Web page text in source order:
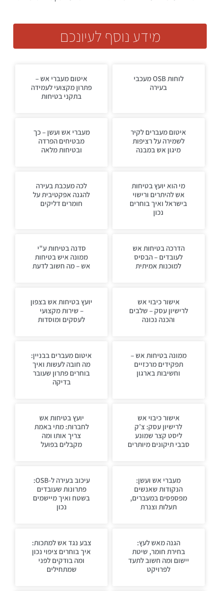
מידע נוסף לעיונכם
לוחות OSB מעכבי
בעירה
איטום מעברי אש –
פתרון מקצועי לעמידה
בתקני בטיחות
איטום מעברים לקיר
לשמירה על רציפות
מיגון אש במבנה
מעברי אש ועשן – כך
מבטיחים הפרדה
ובטיחות מלאה
מי הוא יועץ בטיחות
אש להיתרים ורישוי
בישראל ואיך בוחרים
נכון
לכה מעכבת בעירה
להגנה אפקטיבית על
חומרים דליקים
הדרכה בטיחות אש
לעובדים – הבסיס
למוכנות אמיתית
סדנה בטיחות ע"י
ממונה איש בטיחות
אש – מה חשוב לדעת
אישור כיבוי אש
לרישיון עסק – שלבים
והכנה נכונה
יועץ בטיחות אש בצפון
– שירות מקצועי
לעסקים ומוסדות
ממונה בטיחות אש –
תפקידים מרכזיים
וחשיבות בארגון
איטום מעברים בבניין:
מה חובה לעשות ואיך
בוחרים פתרון שעובר
בדיקה
אישור כיבוי אש
לרישיון עסק: צ’ק
ליסט קצר שמונע
סבבי תיקונים מיותרים
יועץ בטיחות אש
לחברות: מתי באמת
צריך אותו ומה
מקבלים בפועל
מעברי אש ועשן:
הנקודות שאנשים
מפספסים במעברים,
תעלות וצנרת
עיכוב בעירה ל-OSB:
פתרונות שעובדים
בשטח ואיך מיישמים
נכון
הגנה מאש לעץ:
בחירת חומר, שיטת
יישום ומה חשוב לתעד
לפרויקט
צבע נגד אש למתכות:
איך בוחרים ציפוי נכון
ומה בודקים לפני
שמתחילים